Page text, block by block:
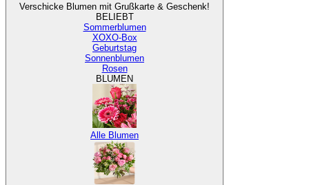
Verschicke Blumen mit Grußkarte & Geschenk!
BELIEBT
Sommerblumen
XOXO-Box
Geburtstag
Sonnenblumen
Rosen
BLUMEN
Alle Blumen